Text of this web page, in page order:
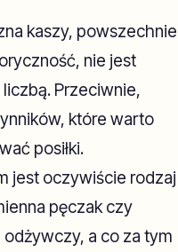
kaszy, powszechnie
nie jest
liczbą. Przeciwnie,
które warto
posiłki.
jest oczywiście rodzaj
pęczak czy
a co za tym